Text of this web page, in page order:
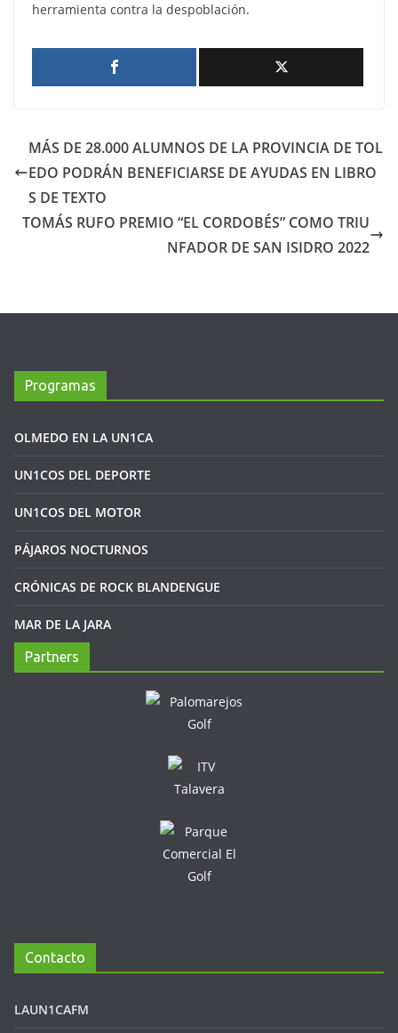
herramienta contra la despoblación.
MÁS DE 28.000 ALUMNOS DE LA PROVINCIA DE TOL
EDO PODRÁN BENEFICIARSE DE AYUDAS EN LIBRO
S DE TEXTO
TOMÁS RUFO PREMIO “EL CORDOBÉS” COMO TRIU
NFADOR DE SAN ISIDRO 2022
Programas
OLMEDO EN LA UN1CA
UN1COS DEL DEPORTE
UN1COS DEL MOTOR
PÁJAROS NOCTURNOS
CRÓNICAS DE ROCK BLANDENGUE
MAR DE LA JARA
Partners
Contacto
LAUN1CAFM